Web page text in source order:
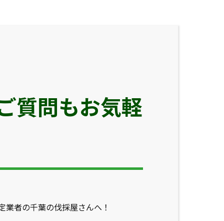
質問もお気軽
者の千葉の伐採屋さんへ！